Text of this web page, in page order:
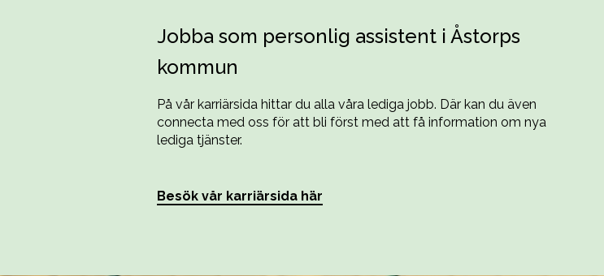
Jobba som personlig assistent i Åstorps
kommun
På vår karriärsida hittar du alla våra lediga jobb. Där kan du även
connecta med oss för att bli först med att få information om nya
lediga tjänster.
Besök vår karriärsida här